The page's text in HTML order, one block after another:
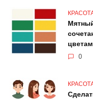
0